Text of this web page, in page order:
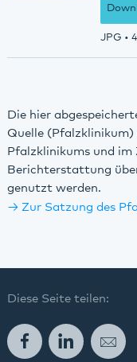
JPG •
Die hier
Quelle (Pfalzklinikum)
Pfalzklinikums und
Berichterstattung
genutzt werden.
Zur Satzung des
Diese Seite teilen:
FacebookLinkedInE-Mail